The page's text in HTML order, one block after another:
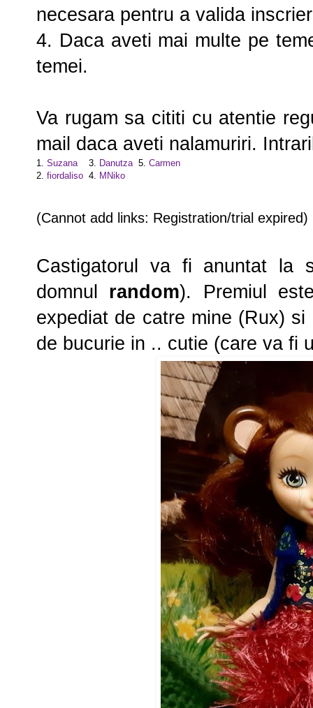
necesara pentru a valida
4. Daca aveti mai multe pe
temei.
Va rugam sa cititi cu atentie
mail daca aveti nalamuriri.
1. Suzana 3. Danutza 5. Carmen
2. fiordaliso 4. MNiko
(Cannot add links: Registration/trial expired)
Castigatorul va fi anuntat la
domnul random). Premiul
expediat de catre mine (Rux)
de bucurie in .. cutie (care va fi